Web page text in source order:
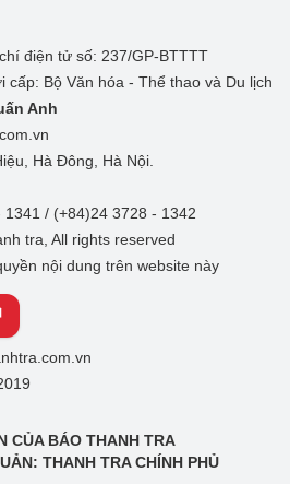
điện tử số: 237/GP-BTTTT
cấp: Bộ Văn hóa - Thể thao và Du lịch
Anh
Hà Đông, Hà Nội.
/ (+84)24 3728 - 1342
tra, All rights reserved
nội dung trên website này
CỦA BÁO THANH TRA
THANH TRA CHÍNH PHỦ